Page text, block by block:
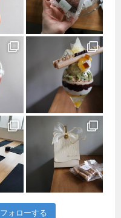
フォローする